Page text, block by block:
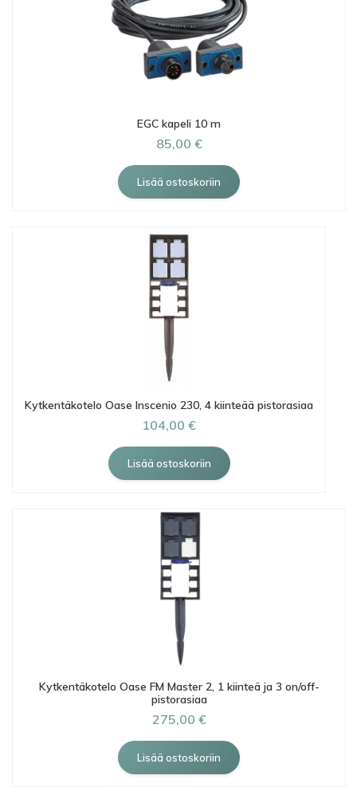
EGC kapeli 10 m
85,00 €
Kytkentäkotelo Oase Inscenio 230, 4 kiinteää pistorasiaa
104,00 €
Kytkentäkotelo Oase FM Master 2, 1 kiinteä ja 3 on/off-
pistorasiaa
275,00 €